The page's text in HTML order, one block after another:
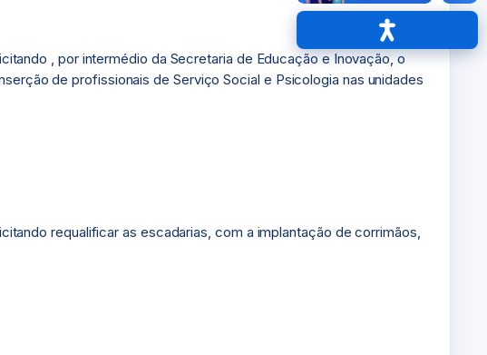
, por intermédio da Secretaria de Educação e Inovação, o
de profissionais de Serviço Social e Psicologia nas unidades
requalificar as escadarias, com a implantação de corrimãos,
Acessibilidade